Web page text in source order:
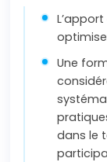
Une
dans le